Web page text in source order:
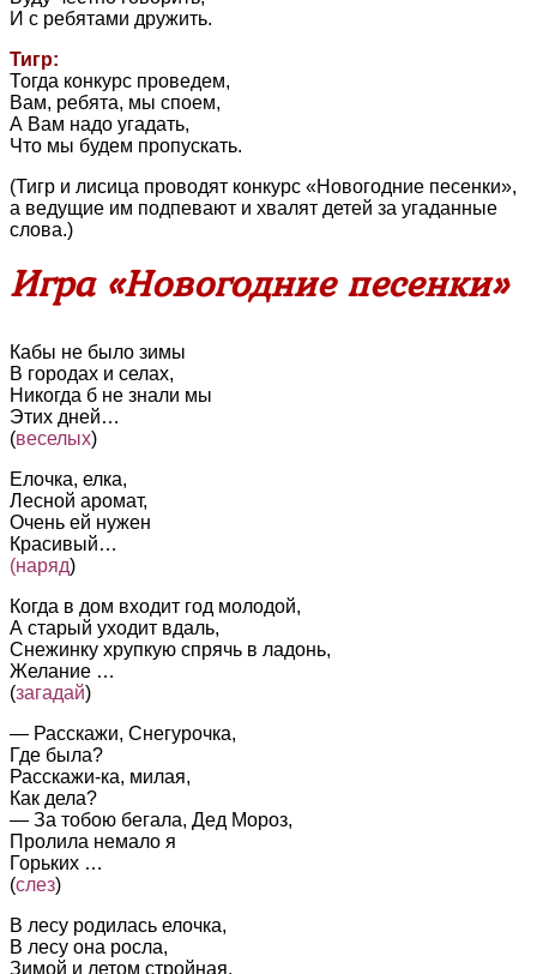
И с ребятами дружить.
Тигр:
Тогда конкурс проведем,
Вам, ребята, мы споем,
А Вам надо угадать,
Что мы будем пропускать.
(Тигр и лисица проводят конкурс «Новогодние песенки»,
а ведущие им подпевают и хвалят детей за угаданные
слова.)
Игра «Новогодние песенки»
Кабы не было зимы
В городах и селах,
Никогда б не знали мы
Этих дней…
(веселых)
Елочка, елка,
Лесной аромат,
Очень ей нужен
Красивый…
(наряд)
Когда в дом входит год молодой,
А старый уходит вдаль,
Снежинку хрупкую спрячь в ладонь,
Желание …
(загадай)
— Расскажи, Снегурочка,
Где была?
Расскажи-ка, милая,
Как дела?
— За тобою бегала, Дед Мороз,
Пролила немало я
Горьких …
(слез)
В лесу родилась елочка,
В лесу она росла,
Зимой и летом стройная,